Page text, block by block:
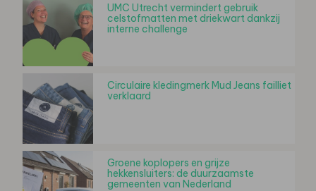
UMC Utrecht vermindert gebruik
celstofmatten met driekwart dankzij
interne challenge
Circulaire kledingmerk Mud Jeans failliet
verklaard
Groene koplopers en grijze
hekkensluiters: de duurzaamste
gemeenten van Nederland